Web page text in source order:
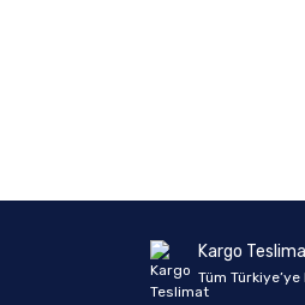
Kargo
Tüm Türkiye’ye